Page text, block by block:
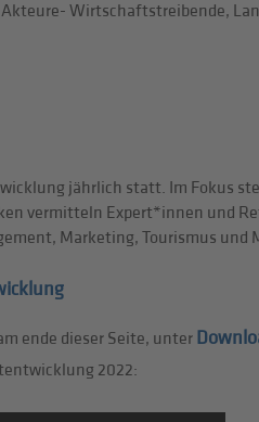
Wirtschaftstreibende,
jährlich statt. Im Fokus
vermitteln Expert*innen und
Marketing, Tourismus und
ende dieser Seite, unter
2022: